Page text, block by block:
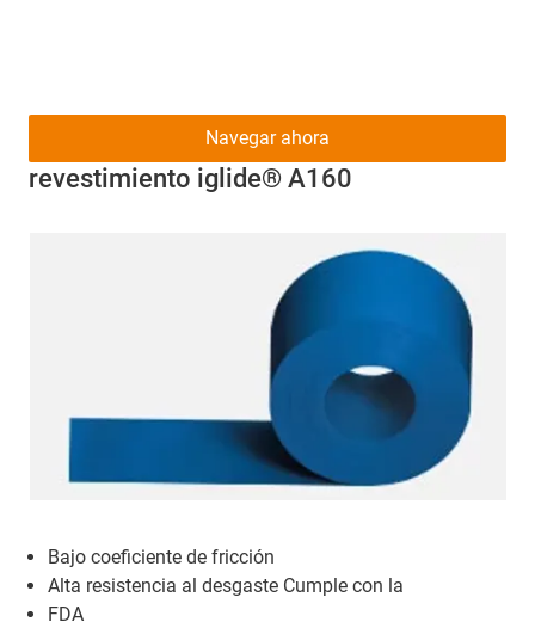
revestimiento iglide® A160
Bajo coeficiente de fricción
Alta resistencia al desgaste Cumple con la
FDA
Navegar ahora